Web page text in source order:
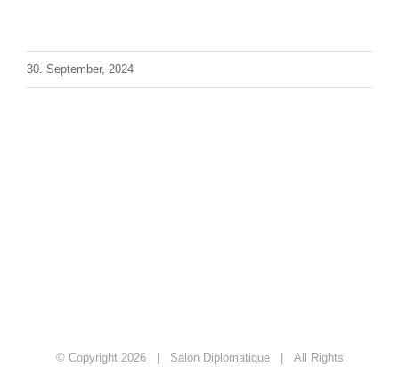
30. September, 2024
© Copyright 2026 | Salon Diplomatique | All Rights